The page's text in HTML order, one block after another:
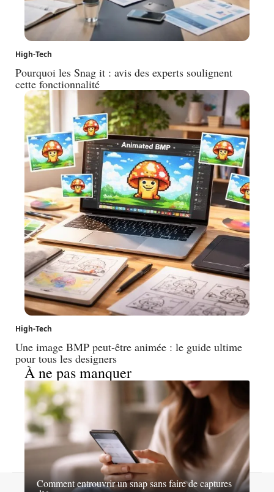
High-Tech
Pourquoi les Snag it : avis des experts soulignent
cette fonctionnalité
High-Tech
Une image BMP peut-être animée : le guide ultime
pour tous les designers
À ne pas manquer
Comment entrouvrir un snap sans faire de captures
Contact Mentions légales Sitemap